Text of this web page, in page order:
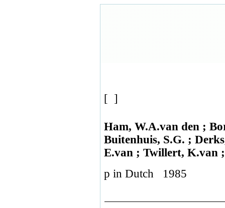
[ ]
Ham, W.A.van den ;
Buitenhuis, S.G. ;
E.van ; Twillert, K.van
p in Dutch 1985